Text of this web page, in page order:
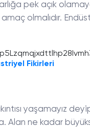
pek açık
olmalıdır.
Fikirleri
yaşamayız
Alan ne kadar